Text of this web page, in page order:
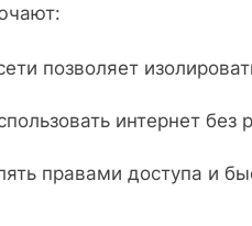
позволяет
интернет без
правами доступа и